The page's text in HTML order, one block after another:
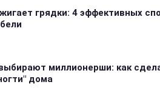
грядки: 4 эффективных
миллионерши: как
дома